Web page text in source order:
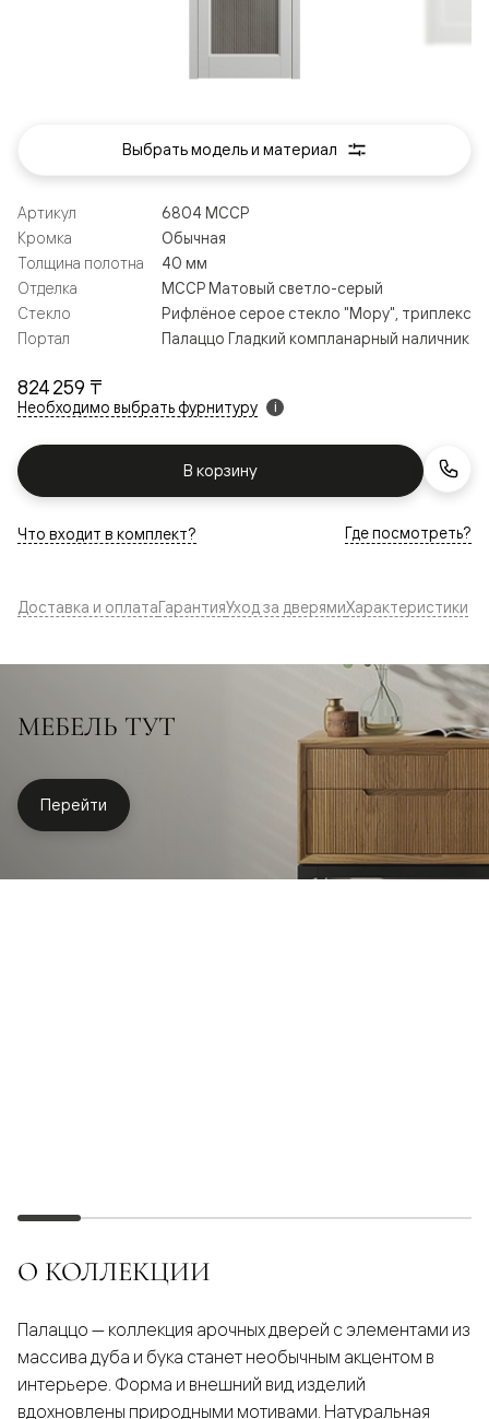
824 259 ₸
Необходимо выбрать фурнитуру i
В корзину
Артикул
6804 МССР
Кромка
Обычная
Толщина полотна
40 мм
Отделка
МССР Матовый светло-серый
Стекло
Рифлёное серое стекло "Мору", триплекс
Портал
Палаццо Гладкий компланарный наличник
Что входит в комплект? Где посмотреть?
Выбрать модель и материал
Доставка и оплатаГарантияУход за дверямиХарактеристики
МЕБЕЛЬ ТУТ
Перейти
О КОЛЛЕКЦИИ
Палаццо — коллекция арочных дверей с элементами из
массива дуба и бука станет необычным акцентом в
интерьере. Форма и внешний вид изделий
вдохновлены природными мотивами. Натуральная